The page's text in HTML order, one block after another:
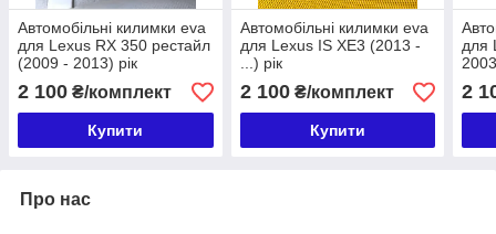
Автомобільні килимки eva
для Lexus RX 350 рестайл
(2009 - 2013) рік
2 100 ₴/комплект
Купити
Автомобільні килимки eva
для Lexus IS XE3 (2013 -
...) рік
2 100₴/комплект
Купити
для
2
Про нас